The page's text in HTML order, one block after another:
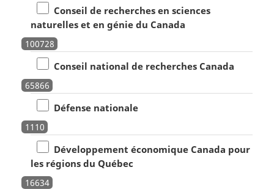
Conseil de recherches en sciences
naturelles et en génie du Canada
100728
Conseil national de recherches Canada
65866
Défense nationale
1110
Développement économique Canada pour
les régions du Québec
16634